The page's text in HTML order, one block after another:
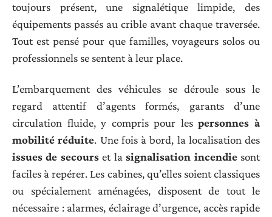
toujours présent, une signalétique limpide, des
équipements passés au crible avant chaque traversée.
Tout est pensé pour que familles, voyageurs solos ou
professionnels se sentent à leur place.
L’embarquement des véhicules se déroule sous le
regard attentif d’agents formés, garants d’une
circulation fluide, y compris pour lespersonnes à
mobilité réduite. Une fois à bord, la localisation des
issues de secourset lasignalisation incendiesont
faciles à repérer. Les cabines, qu’elles soient classiques
ou spécialement aménagées, disposent de tout le
nécessaire : alarmes, éclairage d’urgence, accès rapide